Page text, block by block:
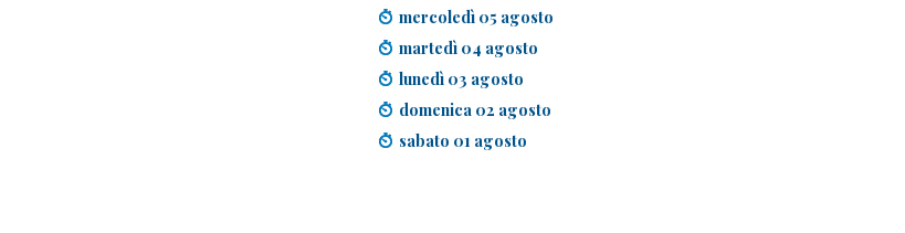
mercoledì 05 agosto
martedì 04 agosto
lunedì 03 agosto
domenica 02 agosto
sabato 01 agosto